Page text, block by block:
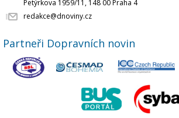
Petýrkova 1959/11, 148 00 Praha 4
redakce@dnoviny.cz
Partneři Dopravních novin